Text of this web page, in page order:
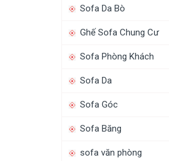
Sofa Da Bò
Ghế Sofa Chung Cư
Sofa Phòng Khách
Sofa Da
Sofa Góc
Sofa Băng
sofa văn phòng